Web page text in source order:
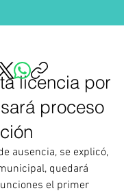
licencia por
proceso
ausencia, se explicó,
quedará
el primer